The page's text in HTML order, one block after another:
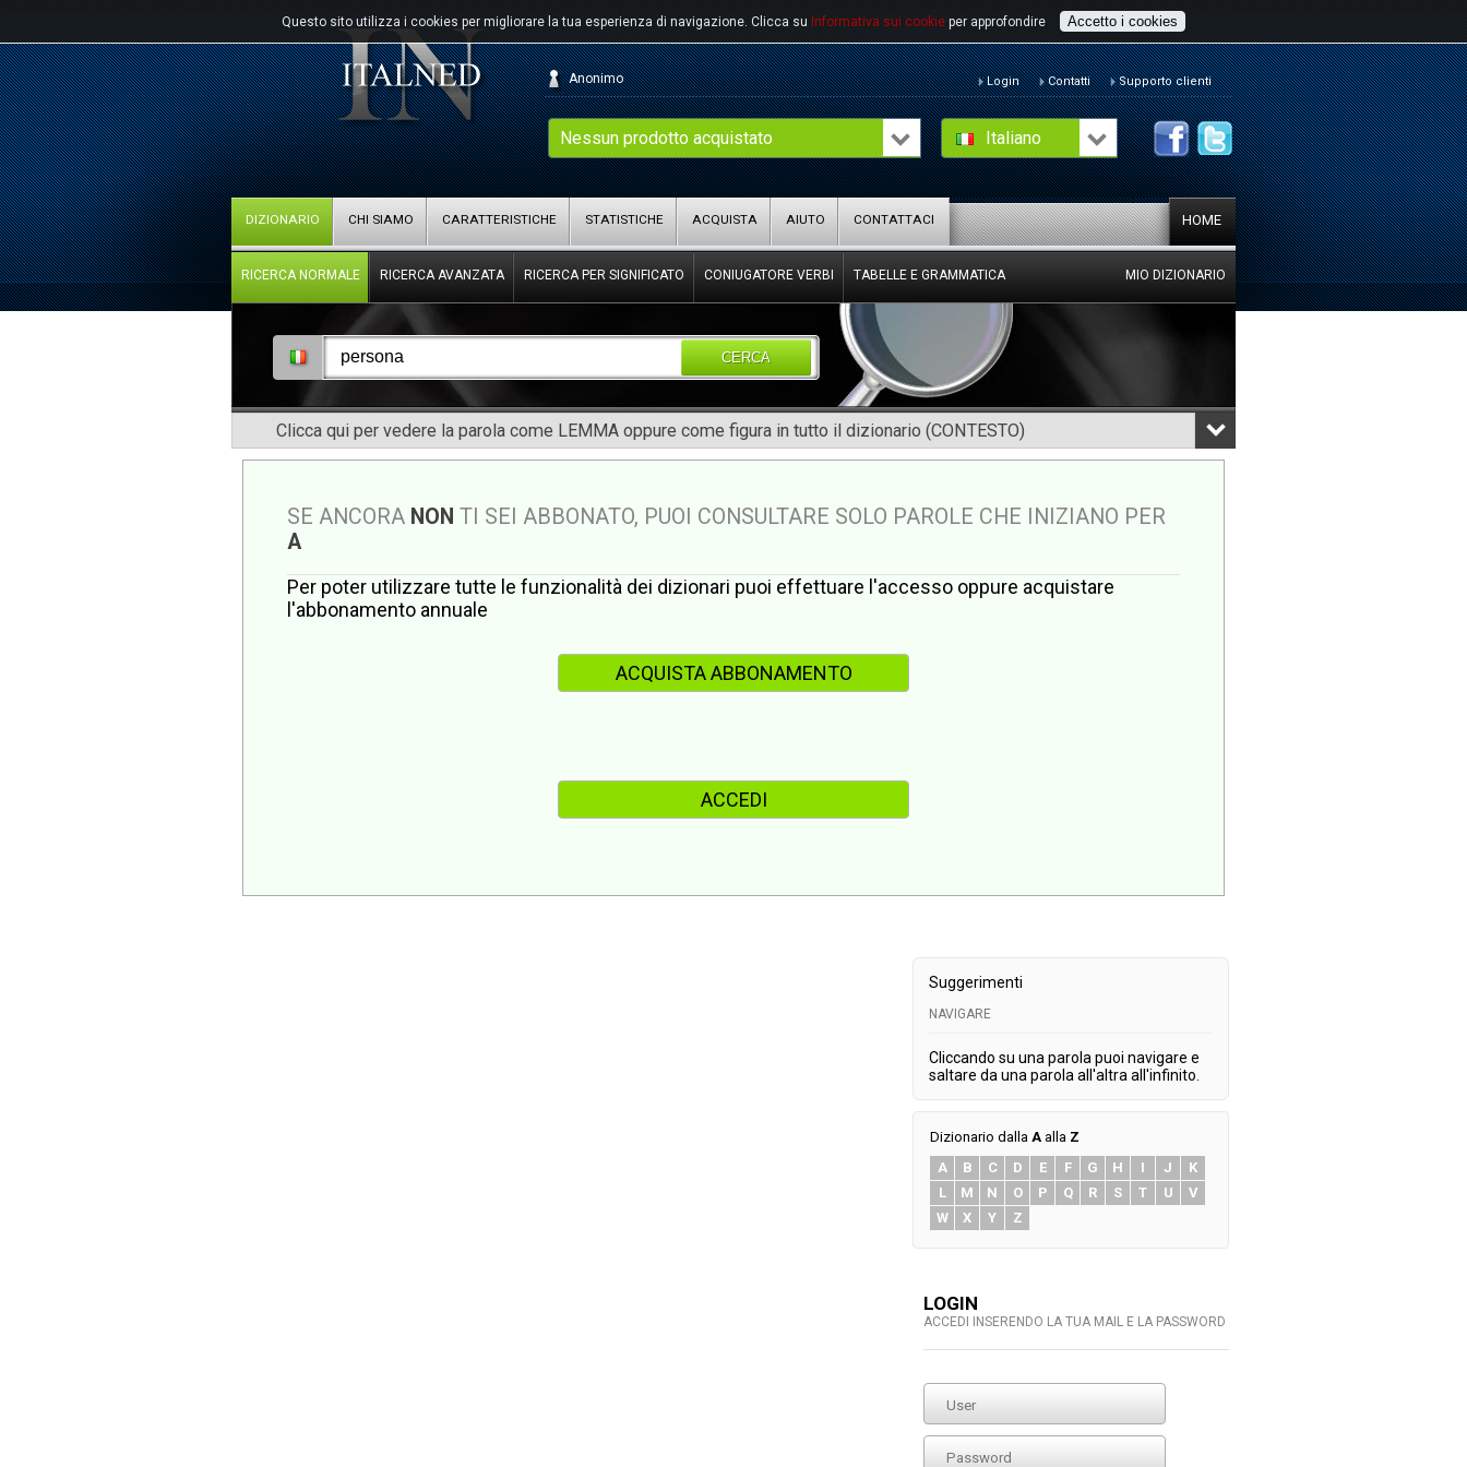
Questo sito utilizza i cookies per migliorare la tua esperienza di navigazione. Clicca su Informativa sui cookie per approfondire Accetto i cookies
Italiano
Nessun prodotto acquistato
Anonimo Login Contatti Supporto clienti
HOME
DIZIONARIO CHI SIAMO CARATTERISTICHE STATISTICHE ACQUISTA AIUTO CONTATTACI
RICERCA NORMALE RICERCA AVANZATA RICERCA PER SIGNIFICATO CONIUGATORE VERBI TABELLE E GRAMMATICA MIO DIZIONARIO
CERCA
Clicca qui per vedere la parola come LEMMA oppure come figura in tutto il dizionario (CONTESTO)
SE ANCORA NON TI SEI ABBONATO, PUOI CONSULTARE SOLO PAROLE CHE INIZIANO PER
A
Per poter utilizzare tutte le funzionalità dei dizionari puoi effettuare l'accesso oppure acquistare
l'abbonamento annuale
ACQUISTA ABBONAMENTO
ACCEDI
Suggerimenti
NAVIGARE
Cliccando su una parola puoi navigare e
saltare da una parola all'altra all'infinito.
Dizionario dalla A alla Z
A
B C D E F G H I J
K
L
M N O P Q R S T U
V
W
X Y Z
LOGIN
ACCEDI INSERENDO LA TUA MAIL E LA PASSWORD